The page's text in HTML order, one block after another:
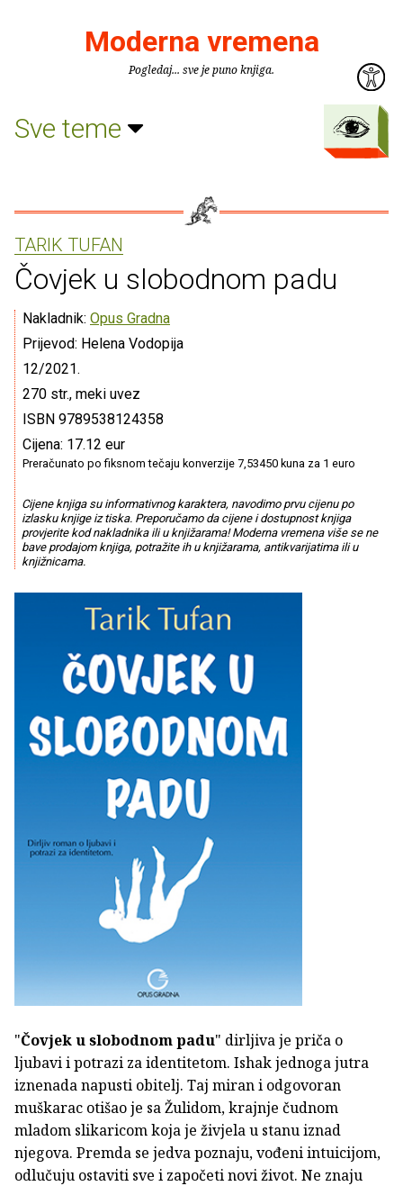
Moderna vremena
Pogledaj... sve je puno knjiga.
Sve teme
TARIK TUFAN
Čovjek u slobodnom padu
Nakladnik: Opus Gradna
Prijevod: Helena Vodopija
12/2021.
270 str., meki uvez
ISBN 9789538124358
Cijena: 17.12 eur
Preračunato po fiksnom tečaju konverzije 7,53450 kuna za 1 euro
Cijene knjiga su informativnog karaktera, navodimo prvu cijenu po
izlasku knjige iz tiska. Preporučamo da cijene i dostupnost knjiga
provjerite kod nakladnika ili u knjižarama! Moderna vremena više se ne
bave prodajom knjiga, potražite ih u knjižarama, antikvarijatima ili u
knjižnicama.
"Čovjek u slobodnom padu" dirljiva je priča o
ljubavi i potrazi za identitetom. Ishak jednoga jutra
iznenada napusti obitelj. Taj miran i odgovoran
muškarac otišao je sa Žulidom, krajnje čudnom
mladom slikaricom koja je živjela u stanu iznad
njegova. Premda se jedva poznaju, vođeni intuicijom,
odlučuju ostaviti sve i započeti novi život. Ne znaju